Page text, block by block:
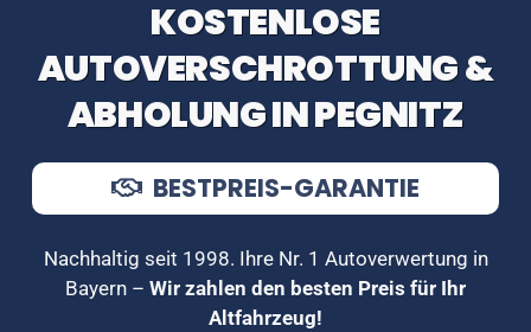
KOSTENLOSE
AUTOVERSCHROTTUNG &
ABHOLUNG IN PEGNITZ
BESTPREIS-GARANTIE
Nachhaltig seit 1998. Ihre Nr. 1 Autoverwertung in
Bayern – Wir zahlen den besten Preis für Ihr
Altfahrzeug!